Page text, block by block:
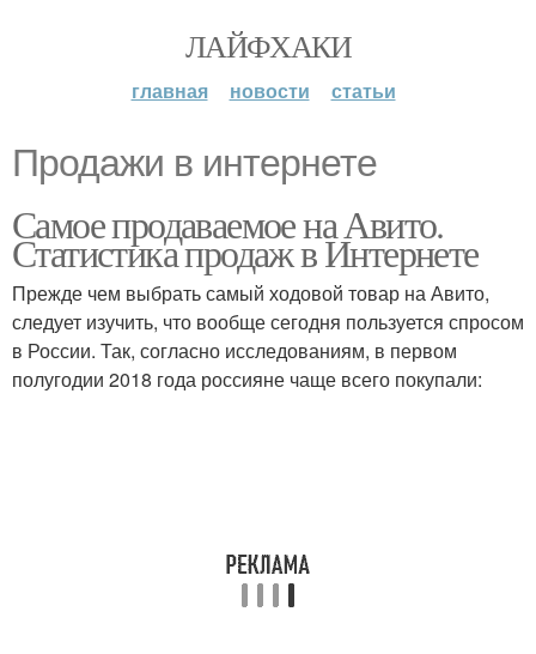
ЛАЙФХАКИ
главная новости статьи
Продажи в интернете
Самое продаваемое на Авито.
Статистика продаж в Интернете
Прежде чем выбрать самый ходовой товар на Авито,
следует изучить, что вообще сегодня пользуется спросом
в России. Так, согласно исследованиям, в первом
полугодии 2018 года россияне чаще всего покупали: